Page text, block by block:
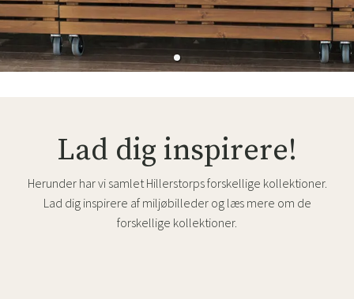
Lad dig inspirere!
Herunder har vi samlet Hillerstorps forskellige kollektioner.
Lad dig inspirere af miljøbilleder og læs mere om de
forskellige kollektioner.